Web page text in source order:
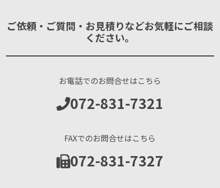
ご依頼・ご質問・お見積りなどお気軽にご相談
ください。
お電話でのお問合せはこちら
072-831-7321
FAXでのお問合せはこちら
072-831-7327